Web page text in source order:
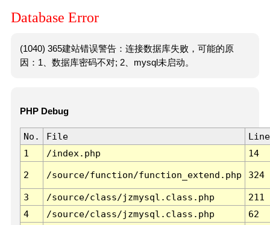
Database Error
(1040) 365建站错误警告：连接数据库失败，可能的原
因：1、数据库密码不对; 2、mysql未启动。
PHP Debug
No. File
Line
1
/index.php 14
2 /source/function/function_extend.php 324
3 /source/class/jzmysql.class.php
211
4
/source/class/jzmysql.class.php
62